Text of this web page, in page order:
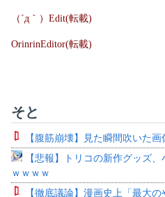
（´д｀）Edit(転載)
OrinrinEditor(転載)
そと
【腹筋崩壊】見た瞬間吹いた
【悲報】トリコの新作グッズ
ｗｗｗｗ
【徹底議論】漫画史上「最大